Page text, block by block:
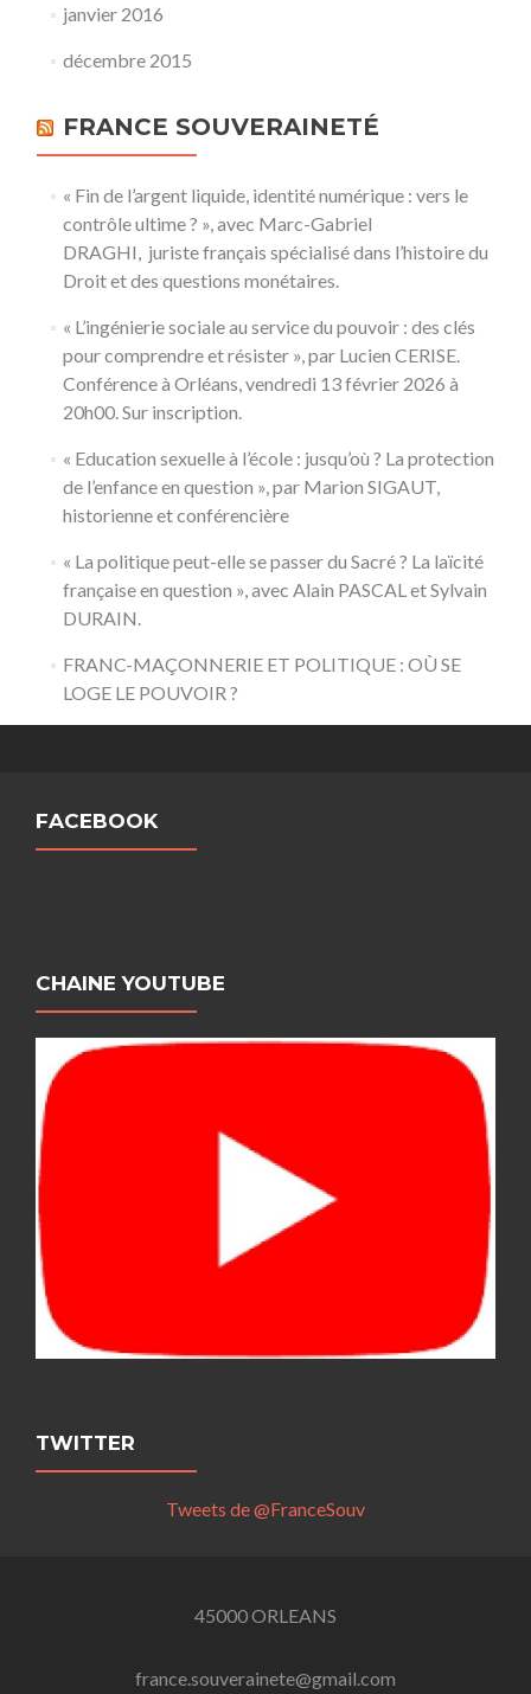
janvier 2016
décembre 2015
FRANCE SOUVERAINETÉ
« Fin de l’argent liquide, identité numérique : vers le
contrôle ultime ? », avec Marc-Gabriel
DRAGHI, juriste français spécialisé dans l’histoire du
Droit et des questions monétaires.
« L’ingénierie sociale au service du pouvoir : des clés
pour comprendre et résister », par Lucien CERISE.
Conférence à Orléans, vendredi 13 février 2026 à
20h00. Sur inscription.
« Education sexuelle à l’école : jusqu’où ? La protection
de l’enfance en question », par Marion SIGAUT,
historienne et conférencière
« La politique peut-elle se passer du Sacré ? La laïcité
française en question », avec Alain PASCAL et Sylvain
DURAIN.
FRANC-MAÇONNERIE ET POLITIQUE : OÙ SE
LOGE LE POUVOIR ?
FACEBOOK
CHAINE YOUTUBE
TWITTER
Tweets de @FranceSouv
45000 ORLEANS
france.souverainete@gmail.com